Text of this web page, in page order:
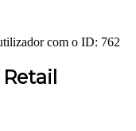
com o ID: 762